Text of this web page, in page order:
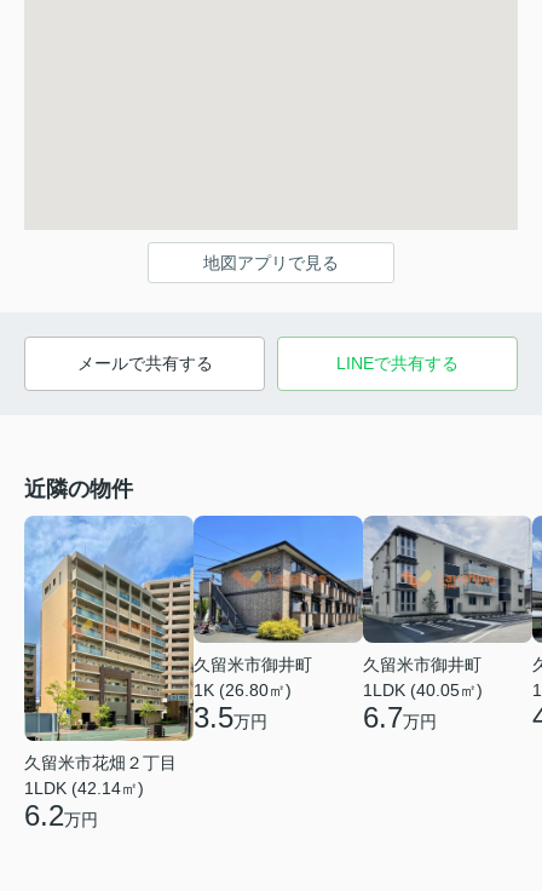
地図アプリで見る
メールで共有する LINEで共有する
近隣の物件
久留米市花畑２丁目
1LDK (42.14㎡)
6.2万円
久留米市御井町
1K (26.80㎡)
3.5万円
久留米市御井町
1LDK (40.05㎡)
6.7万円